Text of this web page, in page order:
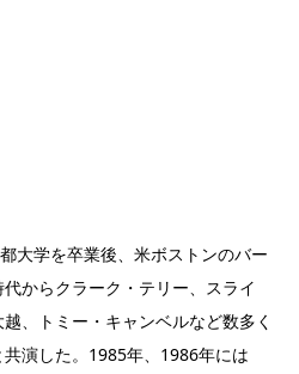
大学を卒業後、米ボストンのバー
からクラーク・テリー、スライ
、トミー・キャンベルなど数多く
演した。1985年、1986年には